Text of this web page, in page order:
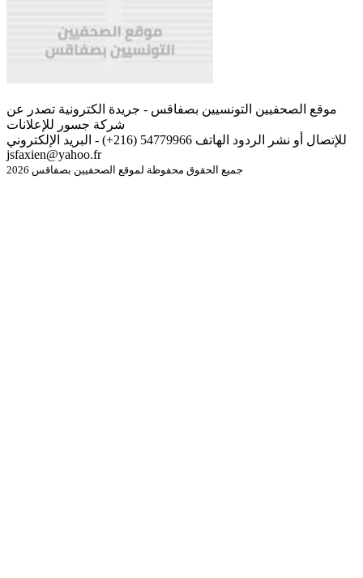
موقع الصحفيين التونسيين بصفاقس - جريدة الكترونية تصدر عن
شركة جسور للإعلانات
للإتصال أو نشر الردود الهاتف 54779966 (216+) - البريد الإلكتروني
jsfaxien@yahoo.fr
جميع الحقوق محفوظة لموقع الصحفيين بصفاقس 2026